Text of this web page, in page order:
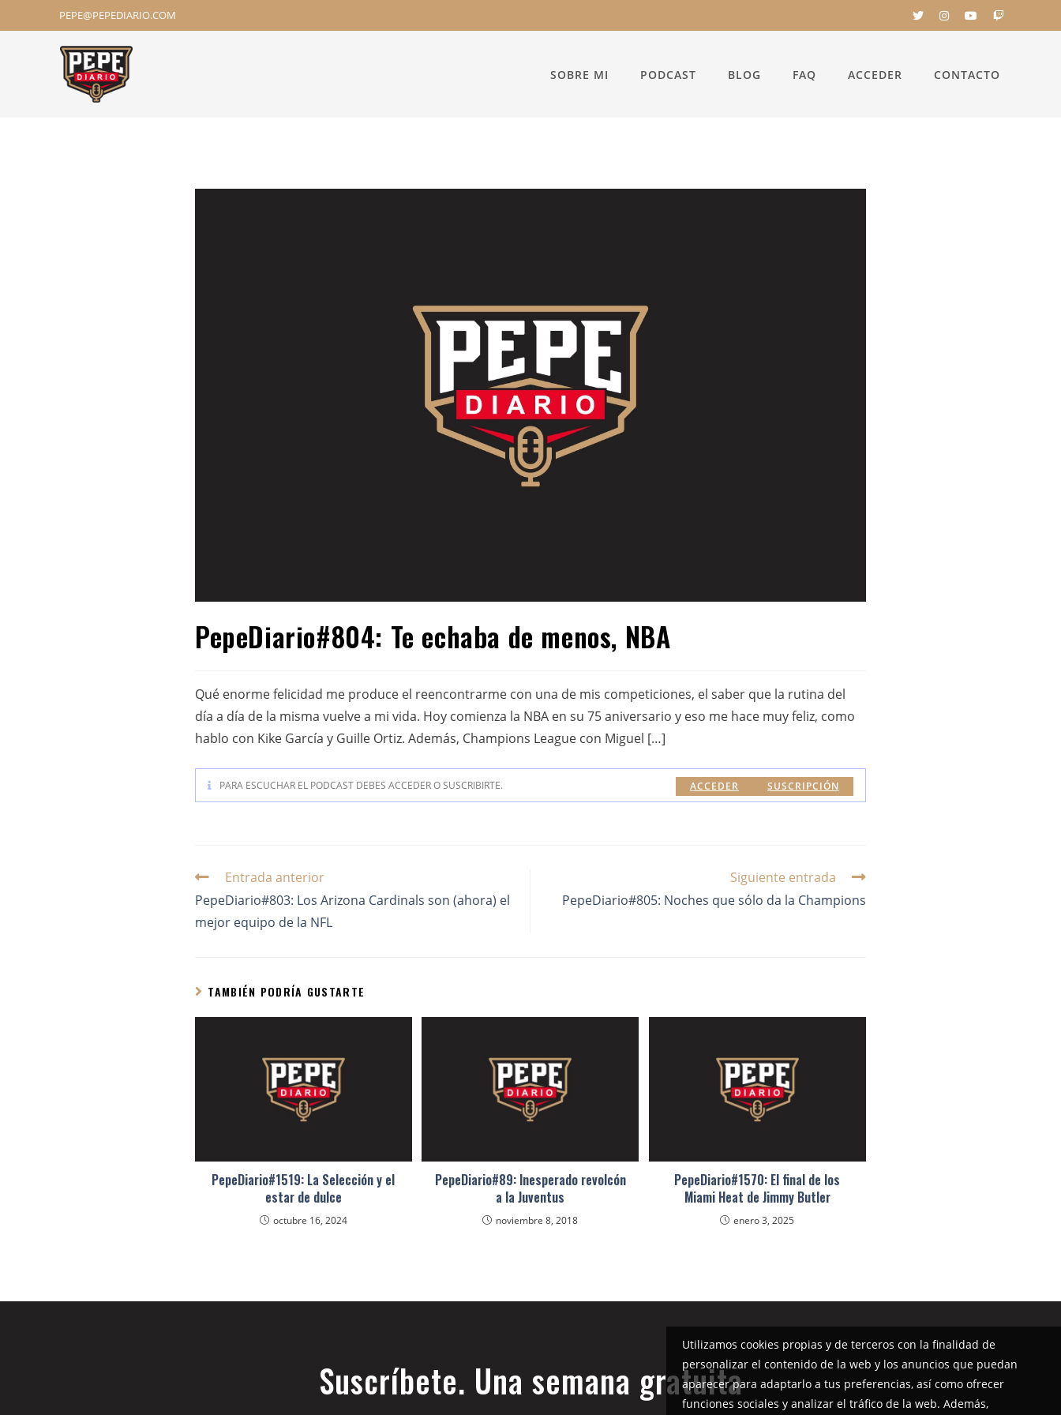
PEPE@PEPEDIARIO.COM
SOBRE MI PODCAST BLOG FAQ ACCEDER CONTACTO
PepeDiario#804: Te echaba de menos, NBA
Qué enorme felicidad me produce el reencontrarme con una de mis competiciones, el saber que la rutina del
día a día de la misma vuelve a mi vida. Hoy comienza la NBA en su 75 aniversario y eso me hace muy feliz, como
hablo con Kike García y Guille Ortiz. Además, Champions League con Miguel […]
PARA ESCUCHAR EL PODCAST DEBES ACCEDER O SUSCRIBIRTE. SUSCRIPCIÓN
ACCEDER
Entrada anterior
PepeDiario#803: Los Arizona Cardinals son (ahora) el
mejor equipo de la NFL
Siguiente entrada
PepeDiario#805: Noches que sólo da la Champions
TAMBIÉN PODRÍA GUSTARTE
PepeDiario#1519: La Selección y el
estar de dulce
octubre 16, 2024
PepeDiario#89: Inesperado revolcón
a la Juventus
noviembre 8, 2018
PepeDiario#1570: El final de los
Miami Heat de Jimmy Butler
enero 3, 2025
Suscríbete. Una semana gratuita
Utilizamos cookies propias y de terceros con la finalidad de
personalizar el contenido de la web y los anuncios que puedan
aparecer para adaptarlo a tus preferencias, así como ofrecer
funciones sociales y analizar el tráfico de la web. Además,